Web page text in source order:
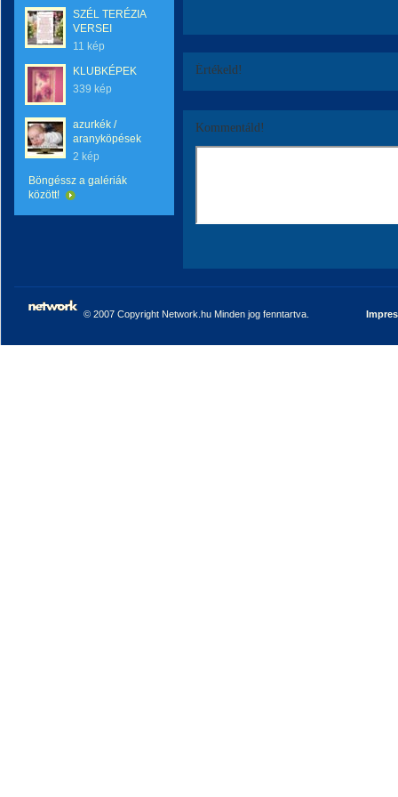
SZÉL TERÉZIA
VERSEI
11 kép
KLUBKÉPEK
339 kép
azurkék /
aranyköpések
2 kép
Böngéssz a galériák
között!
Értékeld!
Kommentáld!
© 2007 Copyright Network.hu Minden jog fenntartva.